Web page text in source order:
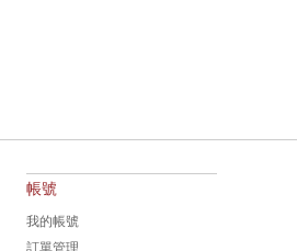
帳號
我的帳號
訂單管理